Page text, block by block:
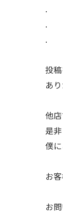
.
.
.
投
あ
他
是
僕
お
お